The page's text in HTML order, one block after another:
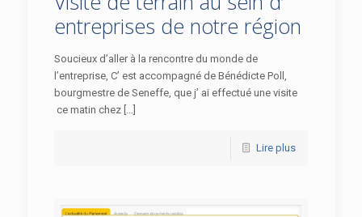
entreprises de notre région
Soucieux d’aller à la rencontre du monde de
l’entreprise, C’ est accompagné de Bénédicte Poll,
bourgmestre de Seneffe, que j’ ai effectué une visite
ce matin chez […]
Lire plus